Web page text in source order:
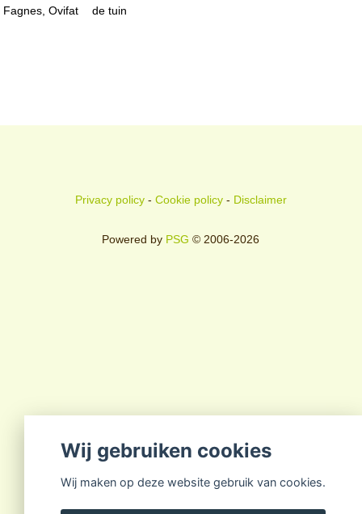
Fagnes, Ovifat
de tuin
Privacy policy- Cookie policy- Disclaimer
Powered by PSG © 2006-2026
Wij gebruiken cookies
Wij maken op deze website gebruik van cookies.